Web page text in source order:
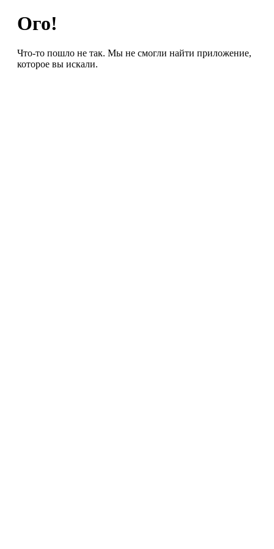
Ого!
Что-то пошло не так. Мы не смогли найти приложение,
которое вы искали.